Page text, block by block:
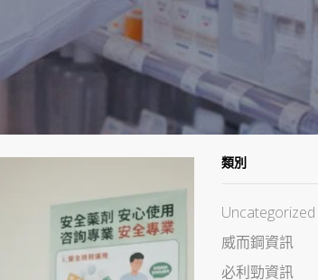
類別
Uncategorized
威而鋼資訊
必利勁資訊